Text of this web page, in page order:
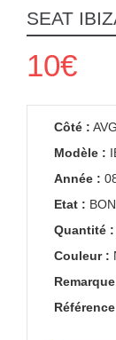
SEAT
10€
Côté : AVG
Modèle :
Année :
Etat : BON
Quantité :
Couleur :